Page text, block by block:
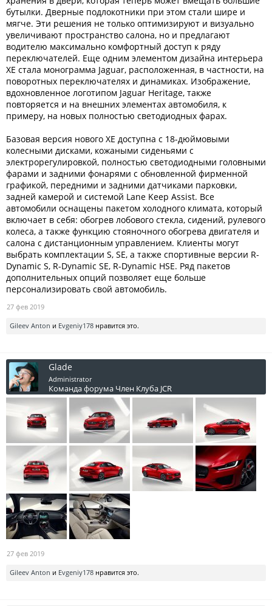
бутылки. Дверные подлокотники при этом стали шире и
мягче. Эти решения не только оптимизируют и визуально
увеличивают пространство салона, но и предлагают
водителю максимально комфортный доступ к ряду
переключателей. Еще одним элементом дизайна интерьера
XE стала монограмма Jaguar, расположенная, в частности, на
поворотных переключателях и динамиках. Изображение,
вдохновленное логотипом Jaguar Heritage, также
повторяется и на внешних элементах автомобиля, к
примеру, на новых полностью светодиодных фарах.
Базовая версия нового XE доступна с 18-дюймовыми
колесными дисками, кожаными сиденьями с
электрорегулировкой, полностью светодиодными головными
фарами и задними фонарями с обновленной фирменной
графикой, передними и задними датчиками парковки,
задней камерой и системой Lane Keep Assist. Все
автомобили оснащены пакетом холодного климата, который
включает в себя: обогрев лобового стекла, сидений, рулевого
колеса, а также функцию стояночного обогрева двигателя и
салона с дистанционным управлением. Клиенты могут
выбрать комплектации S, SE, а также спортивные версии R-
Dynamic S, R-Dynamic SE, R-Dynamic HSE. Ряд пакетов
дополнительных опций позволяет еще больше
персонализировать свой автомобиль.
27 фев 2019
Gileev Anton и Evgeniy178 нравится это.
Glade
Administrator
Команда форума Член Клуба JCR
27 фев 2019
Gileev Anton и Evgeniy178 нравится это.